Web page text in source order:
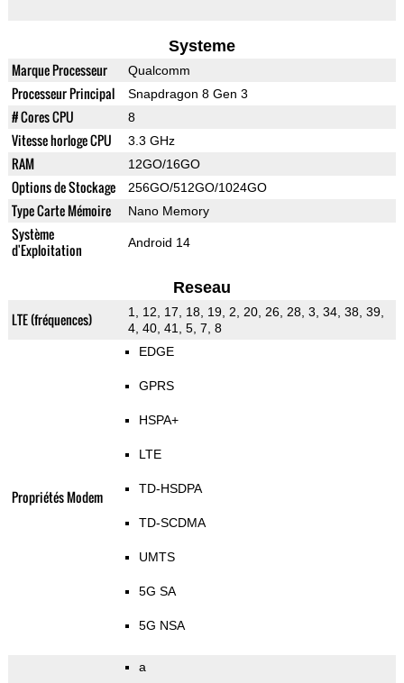
Systeme
Marque Processeur Qualcomm
Processeur Principal Snapdragon 8 Gen 3
# Cores CPU 8
Vitesse horloge CPU 3.3 GHz
RAM 12GO/16GO
Options de Stockage 256GO/512GO/1024GO
Type Carte Mémoire Nano Memory
Système
d'Exploitation
Android 14
Reseau
LTE (fréquences)
1, 12, 17, 18, 19, 2, 20, 26, 28, 3, 34, 38, 39,
4, 40, 41, 5, 7, 8
Propriétés Modem
EDGE
GPRS
HSPA+
LTE
TD-HSDPA
TD-SCDMA
UMTS
5G SA
5G NSA
a